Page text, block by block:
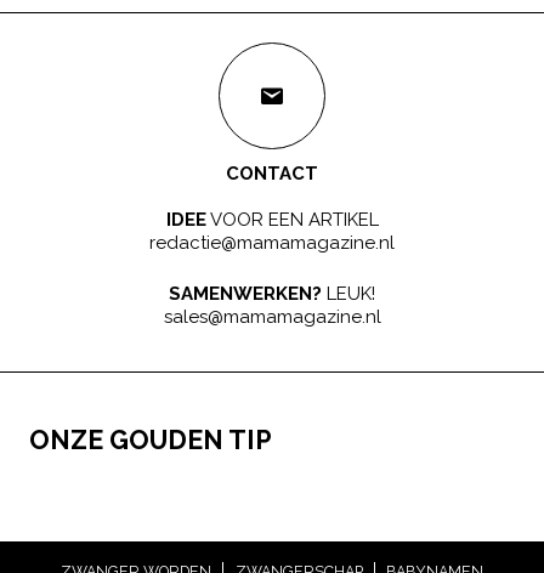
CONTACT
IDEEVOOR EEN ARTIKEL
redactie@mamamagazine.nl
SAMENWERKEN? LEUK!
sales@mamamagazine.nl
ONZE GOUDEN TIP